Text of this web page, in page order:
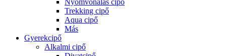
Nyomvonalas cipő
Trekking cipő
Aqua cipő
Más
Gyerekcipő
Alkalmi cipő